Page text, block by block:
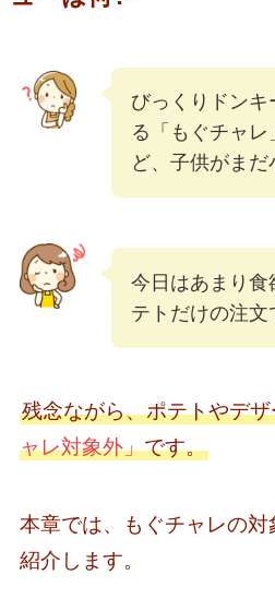
びっくりドン
る「もぐチャ
ど、子供がまだ
今日はあまり食
テトだけの注
残念ながら、ポテトやデ
ャレ対象外」です。
本章では、もぐチャレの
紹介します。